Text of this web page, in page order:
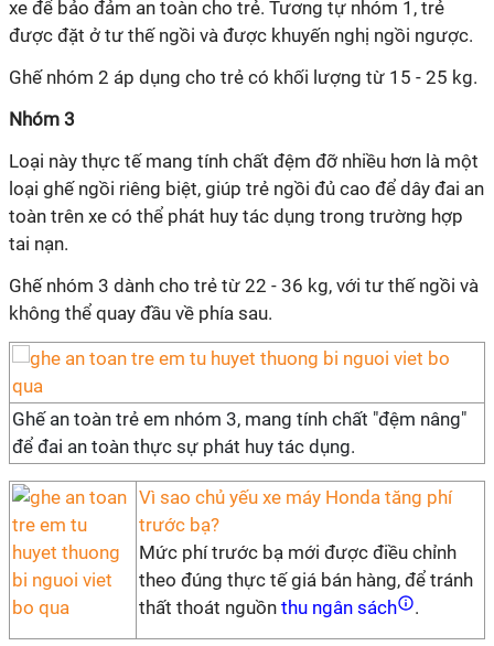
xe để bảo đảm an toàn cho trẻ. Tương tự nhóm 1, trẻ
được đặt ở tư thế ngồi và được khuyến nghị ngồi ngược.
Ghế nhóm 2 áp dụng cho trẻ có khối lượng từ 15 - 25 kg.
Nhóm 3
Loại này thực tế mang tính chất đệm đỡ nhiều hơn là một
loại ghế ngồi riêng biệt, giúp trẻ ngồi đủ cao để dây đai an
toàn trên xe có thể phát huy tác dụng trong trường hợp
tai nạn.
Ghế nhóm 3 dành cho trẻ từ 22 - 36 kg, với tư thế ngồi và
không thể quay đầu về phía sau.
Ghế an toàn trẻ em nhóm 3, mang tính chất "đệm nâng"
để đai an toàn thực sự phát huy tác dụng.
Vì sao chủ yếu xe máy Honda tăng phí
trước bạ?
Mức phí trước bạ mới được điều chỉnh
theo đúng thực tế giá bán hàng, để tránh
thất thoát nguồn thu ngân sách .